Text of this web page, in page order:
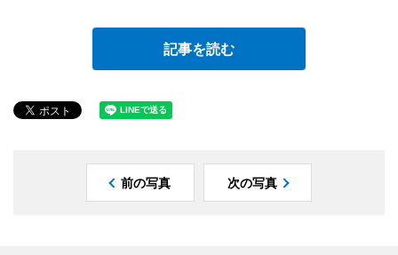
記事を読む
前の写真 次の写真